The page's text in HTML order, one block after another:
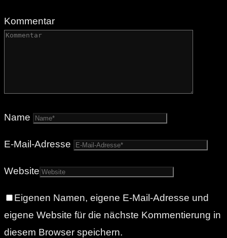
Kommentar
Name
E-Mail-Adresse
Website
Eigenen Namen, eigene E-Mail-Adresse und
eigene Website für die nächste Kommentierung in
diesem Browser speichern.